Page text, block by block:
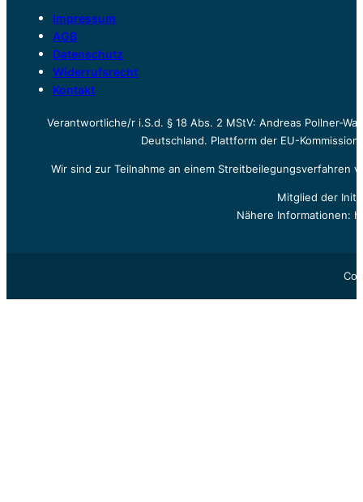
Impressum
AGB
Datenschutz
Widerrufsrecht
Kontakt
Verantwortliche/r i.S.d. § 18 Abs. 2 MStV: Andreas Pollner-
Deutschland. Plattform der EU-
Wir sind zur Teilnahme an einem
Mitglied der
Nähere Informationen: